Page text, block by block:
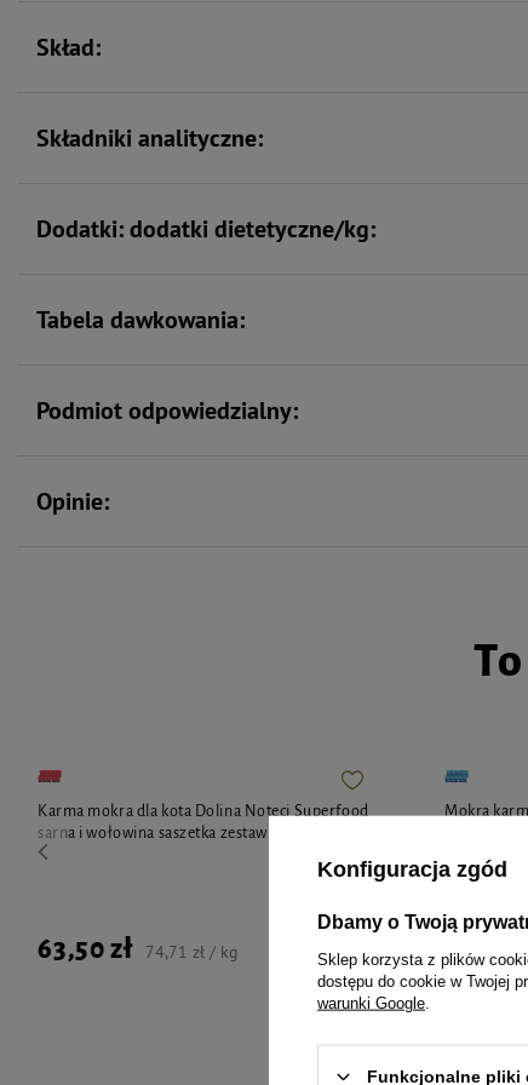
Skład:
Składniki analityczne:
Dodatki: dodatki dietetyczne/kg:
Tabela dawkowania:
Podmiot odpowiedzialny:
Opinie:
Karma mokra dla kota Dolina Noteci Superfood
sarna i wołowina saszetka zestaw 10 x 85 g
63,50 zł 74,71 zł / kg
Mokra
63,50
Konfiguracja zgód
Dbamy o Twoją
Sklep korzysta z plików
dostępu do cookie w Twojej
warunki Google
Funkcjonalne pliki